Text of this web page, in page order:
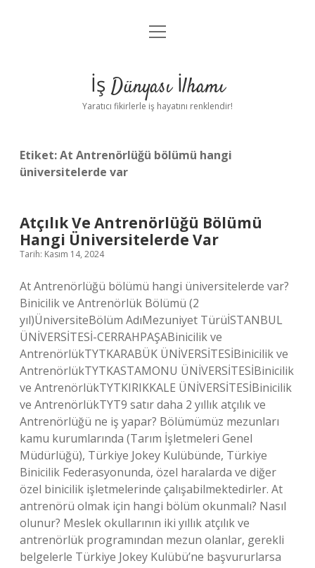
Anasayfa
Yasal Uyarı
menüyü
İş Dünyası İlhamı
Yaratıcı fikirlerle iş hayatını renklendir!
Etiket:At Antrenörlüğü bölümü hangi
üniversitelerde var
Atçılık Ve Antrenörlüğü Bölümü
Hangi Üniversitelerde Var
Tarih: Kasım 14, 2024
At Antrenörlüğü bölümü hangi üniversitelerde var?
Binicilik ve Antrenörlük Bölümü (2
yıl)ÜniversiteBölüm AdıMezuniyet TürüİSTANBUL
ÜNİVERSİTESİ-CERRAHPAŞABinicilik ve
AntrenörlükTYTKARABÜK ÜNİVERSİTESİBinicilik ve
AntrenörlükTYTKASTAMONU ÜNİVERSİTESİBinicilik
ve AntrenörlükTYTKIRIKKALE ÜNİVERSİTESİBinicilik
ve AntrenörlükTYT9 satır daha 2 yıllık atçılık ve
Antrenörlüğü ne iş yapar? Bölümümüz mezunları
kamu kurumlarında (Tarım İşletmeleri Genel
Müdürlüğü), Türkiye Jokey Kulübünde, Türkiye
Binicilik Federasyonunda, özel haralarda ve diğer
özel binicilik işletmelerinde çalışabilmektedirler. At
antrenörü olmak için hangi bölüm okunmalı? Nasıl
olunur? Meslek okullarının iki yıllık atçılık ve
antrenörlük programından mezun olanlar, gerekli
belgelerle Türkiye Jokey Kulübü’ne başvururlarsa